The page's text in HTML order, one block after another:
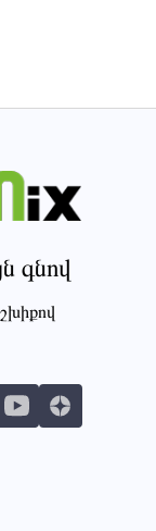
գնով